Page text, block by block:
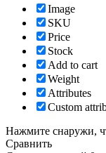
Image
SKU
Price
Stock
Add to cart
Weight
Attributes
Custom
Нажмите снаружи,
Сравнить